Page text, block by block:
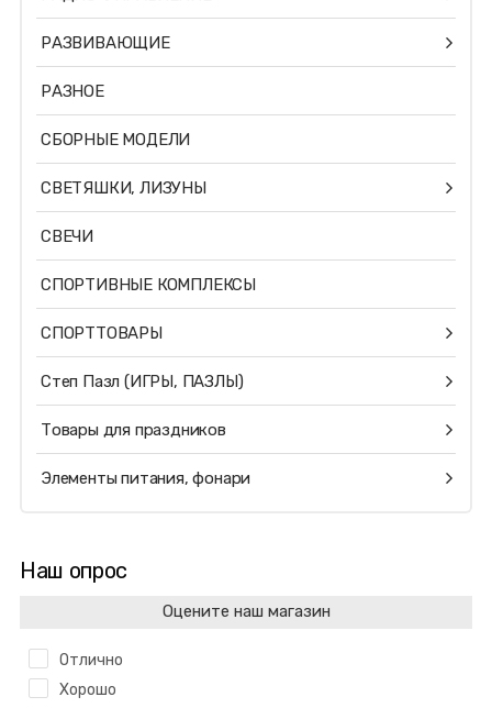
РАЗВИВАЮЩИЕ
РАЗНОЕ
СБОРНЫЕ МОДЕЛИ
СВЕТЯШКИ, ЛИЗУНЫ
СВЕЧИ
СПОРТИВНЫЕ КОМПЛЕКСЫ
СПОРТТОВАРЫ
Степ Пазл (ИГРЫ, ПАЗЛЫ)
Товары для праздников
Элементы питания, фонари
Наш опрос
Оцените наш магазин
Отлично
Хорошо